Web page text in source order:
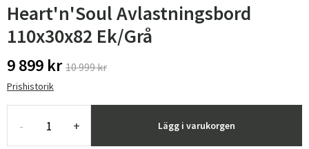
Heart'n'Soul Avlastningsbord
110x30x82 Ek/Grå
9 899 kr 10 999 kr
Prishistorik
- + Lägg i varukorgen